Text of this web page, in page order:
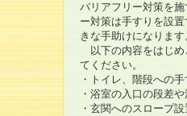
バリアフリー対策を
ー対策は手すりを設
きな手助けになります
以下の内容をはじめ
てください。
・トイレ、階段への
・浴室の入口の段差
・玄関へのスロープ設